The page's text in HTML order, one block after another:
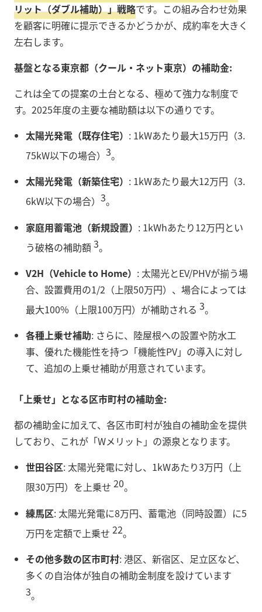
リット（ダブル補助）」戦略です。この組み合わせ効果
を顧客に明確に提示できるかどうかが、成約率を大きく
左右します。
基盤となる東京都（クール・ネット東京）の補助金:
これは全ての提案の土台となる、極めて強力な制度で
す。2025年度の主要な補助額は以下の通りです。
太陽光発電（既存住宅） : 1kWあたり最大15万円（3.
75kW以下の場合） 3。
太陽光発電（新築住宅） : 1kWあたり最大12万円（3.
6kW以下の場合） 3。
家庭用蓄電池（新規設置） : 1kWhあたり12万円とい
う破格の補助額3。
V2H（Vehicle to Home） : 太陽光とEV/PHVが揃う場
合、設置費用の1/2（上限50万円）、場合によっては
最大100%（上限100万円）が補助される 3。
各種上乗せ補助: さらに、陸屋根への設置や防水工
事、優れた機能性を持つ「機能性PV」の導入に対し
て、追加の上乗せ補助が用意されています。
「上乗せ」となる区市町村の補助金:
都の補助金に加えて、各区市町村が独自の補助金を提供
しており、これが「Wメリット」の源泉となります。
世田谷区: 太陽光発電に対し、1kWあたり3万円（上
限30万円）を上乗せ 20。
練馬区: 太陽光発電に8万円、蓄電池（同時設置）に5
万円を定額で上乗せ 22。
その他多数の区市町村: 港区、新宿区、足立区など、
多くの自治体が独自の補助金制度を設けています
3。